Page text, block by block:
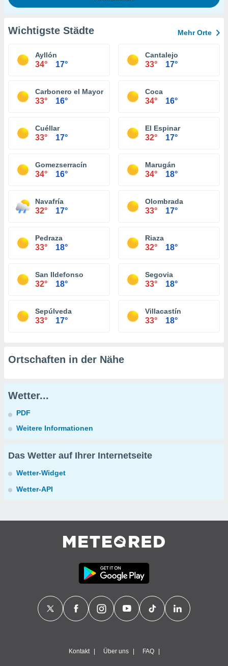
Wichtigste Städte Mehr Orte
Ayllón
34° 17°
Cantalejo
33° 17°
Carbonero el Mayor
33° 16°
Coca
34° 16°
Cuéllar
33° 17°
El Espinar
32° 17°
Gomezserracín
34° 16°
Marugán
34° 18°
Navafría
32° 17°
Olombrada
33° 17°
Pedraza
33° 18°
Riaza
32° 18°
San Ildefonso
32° 18°
Segovia
33° 18°
Sepúlveda
33° 17°
Villacastín
33° 18°
Ortschaften in der Nähe
Wetter...
PDF
Weitere Informationen
Das Wetter auf Ihrer Internetseite
Wetter-Widget
Wetter-API
Kontakt Über uns FAQ